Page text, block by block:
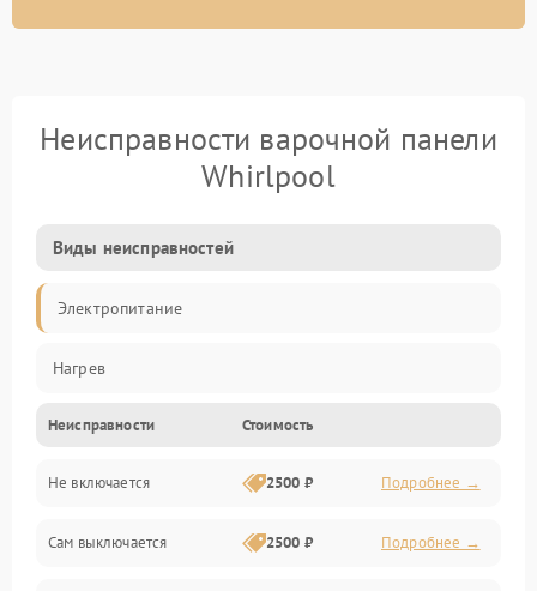
Неисправности варочной панели
Whirlpool
Виды неисправностей
Электропитание
Нагрев
Неисправности Стоимость
Не включается 2500 ₽ Подробнее →
Сам выключается 2500 ₽ Подробнее →